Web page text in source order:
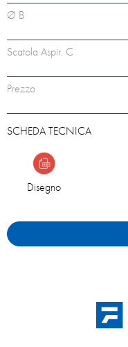
Ø B
Scatola Aspir. C
Prezzo
SCHEDA TECNICA
Disegno